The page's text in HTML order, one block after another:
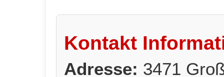
Kontakt
Adresse: 3471